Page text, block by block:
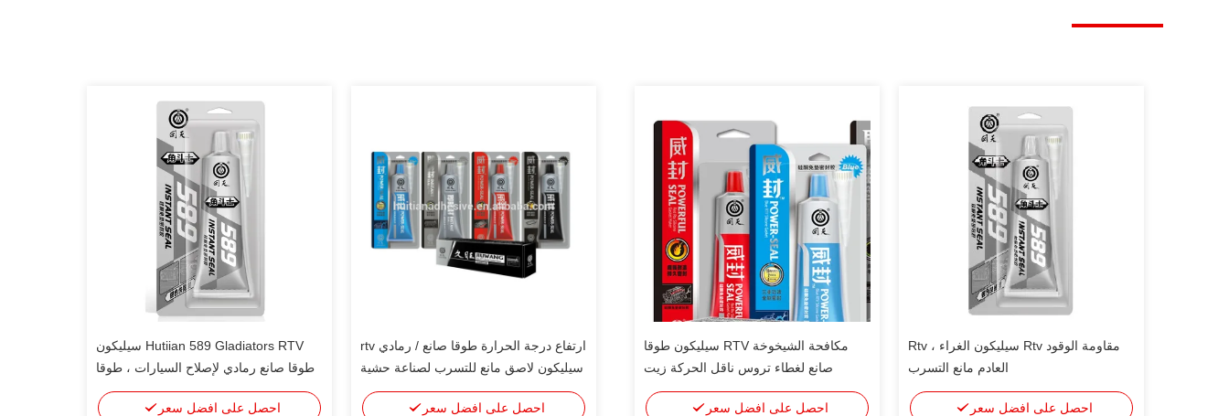
مقاومة الوقود Rtv سيليكون الغراء ، Rtv
العادم مانع التسرب
احصل على افضل سعر
مكافحة الشيخوخة RTV سيليكون طوقا
صانع لغطاء تروس ناقل الحركة زيت
المحرك
احصل على افضل سعر
ارتفاع درجة الحرارة طوقا صانع / رمادي rtv
سيليكون لاصق مانع للتسرب لصناعة حشية
احصل على افضل سعر
Hutiian 589 Gladiators RTV سيليكون
طوقا صانع رمادي لإصلاح السيارات ، طوقا
الختم
احصل على افضل سعر